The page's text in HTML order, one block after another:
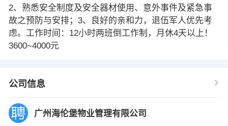
2、熟悉安全制度及安全器材使用、意外事件及紧急事
故之预防与安排；3、良好的亲和力，退伍军人优先考
虑。工作时间：12小时两班倒工作制，月休4天以上！
3600~4000元
公司信息
广州海伦堡物业管理有限公司